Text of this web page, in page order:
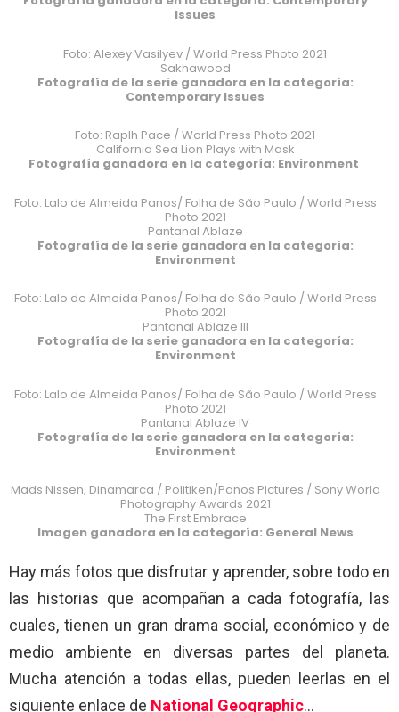
Issues
Foto: Alexey Vasilyev / World Press Photo 2021
Sakhawood
Fotografía de la serie ganadora en la categoría:
Contemporary Issues
Foto: Raplh Pace / World Press Photo 2021
California Sea Lion Plays with Mask
Fotografía ganadora en la categoría: Environment
Foto: Lalo de Almeida Panos/ Folha de São Paulo / World Press
Photo 2021
Pantanal Ablaze
Fotografía de la serie ganadora en la categoría:
Environment
Foto: Lalo de Almeida Panos/ Folha de São Paulo / World Press
Photo 2021
Pantanal Ablaze III
Fotografía de la serie ganadora en la categoría:
Environment
Foto: Lalo de Almeida Panos/ Folha de São Paulo / World Press
Photo 2021
Pantanal Ablaze IV
Fotografía de la serie ganadora en la categoría:
Environment
Mads Nissen, Dinamarca / Politiken/Panos Pictures / Sony World
Photography Awards 2021
The First Embrace
Imagen ganadora en la categoría: General News
Hay más fotos que disfrutar y aprender, sobre todo en
las historias que acompañan a cada fotografía, las
cuales, tienen un gran drama social, económico y de
medio ambiente en diversas partes del planeta.
Mucha atención a todas ellas, pueden leerlas en el
siguiente enlace de National Geographic…